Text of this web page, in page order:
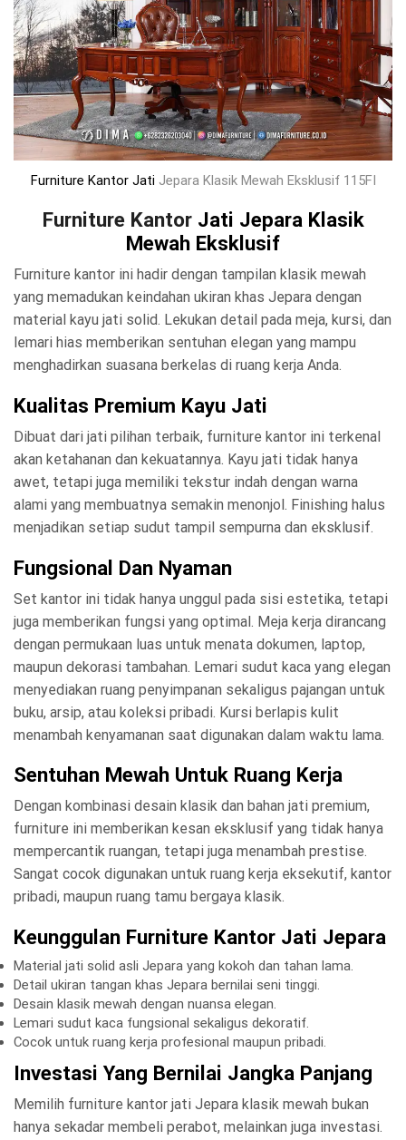
Furniture Kantor Jati Jepara Klasik Mewah Eksklusif 115FI
Furniture KantorJati Jepara Klasik
Mewah Eksklusif
Furniture kantor ini hadir dengan tampilan klasik mewah
yang memadukan keindahan ukiran khas Jepara dengan
material kayu jati solid. Lekukan detail pada meja, kursi, dan
lemari hias memberikan sentuhan elegan yang mampu
menghadirkan suasana berkelas di ruang kerja Anda.
Kualitas Premium Kayu Jati
Dibuat dari jati pilihan terbaik, furniture kantor ini terkenal
akan ketahanan dan kekuatannya. Kayu jati tidak hanya
awet, tetapi juga memiliki tekstur indah dengan warna
alami yang membuatnya semakin menonjol. Finishing halus
menjadikan setiap sudut tampil sempurna dan eksklusif.
Fungsional Dan Nyaman
Set kantor ini tidak hanya unggul pada sisi estetika, tetapi
juga memberikan fungsi yang optimal. Meja kerja dirancang
dengan permukaan luas untuk menata dokumen, laptop,
maupun dekorasi tambahan. Lemari sudut kaca yang elegan
menyediakan ruang penyimpanan sekaligus pajangan untuk
buku, arsip, atau koleksi pribadi. Kursi berlapis kulit
menambah kenyamanan saat digunakan dalam waktu lama.
Sentuhan Mewah Untuk Ruang Kerja
Dengan kombinasi desain klasik dan bahan jati premium,
furniture ini memberikan kesan eksklusif yang tidak hanya
mempercantik ruangan, tetapi juga menambah prestise.
Sangat cocok digunakan untuk ruang kerja eksekutif, kantor
pribadi, maupun ruang tamu bergaya klasik.
Keunggulan Furniture Kantor Jati Jepara
Material jati solid asli Jepara yang kokoh dan tahan lama.
Detail ukiran tangan khas Jepara bernilai seni tinggi.
Desain klasik mewah dengan nuansa elegan.
Lemari sudut kaca fungsional sekaligus dekoratif.
Cocok untuk ruang kerja profesional maupun pribadi.
Investasi Yang Bernilai Jangka Panjang
Memilih furniture kantor jati Jepara klasik mewah bukan
hanya sekadar membeli perabot, melainkan juga investasi.